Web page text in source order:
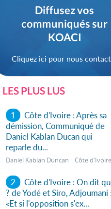
Diffusez vos
communiqués sur
KOACI
Cliquez ici pour nous
LES PLUS LUS
1
Côte d'Ivoire : Après sa
démission, Communiqué de
Daniel Kablan Ducan qui
reparle du...
Daniel Kablan Duncan Côte d'Ivoire
2
Côte d'Ivoire : On dit
? de Yodé et Siro, Adjoumani :
«Et si l'opposition s'ex...